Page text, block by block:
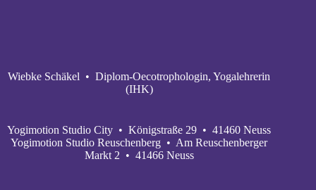
Wiebke Schäkel • Diplom-Oecotrophologin, Yogalehrerin
(IHK)
Yogimotion Studio City • Königstraße 29 • 41460 Neuss
Yogimotion Studio Reuschenberg • Am Reuschenberger
Markt 2 • 41466 Neuss